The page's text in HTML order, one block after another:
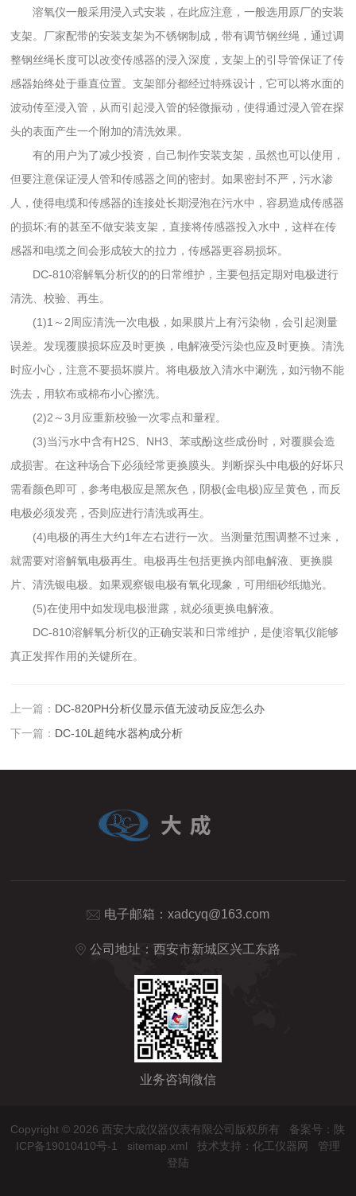
溶氧仪一般采用浸入式安装，在此应注意，一般选用原厂的安装
支架。厂家配带的安装支架为不锈钢制成，带有调节钢丝绳，通过调
整钢丝绳长度可以改变传感器的浸入深度，支架上的引导管保证了传
感器始终处于垂直位置。支架部分都经过特殊设计，它可以将水面的
波动传至浸入管，从而引起浸入管的轻微振动，使得通过浸入管在探
头的表面产生一个附加的清洗效果。
有的用户为了减少投资，自己制作安装支架，虽然也可以使用，
但要注意保证浸人管和传感器之间的密封。如果密封不严，污水渗
人，使得电缆和传感器的连接处长期浸泡在污水中，容易造成传感器
的损坏;有的甚至不做安装支架，直接将传感器投入水中，这样在传
感器和电缆之间会形成较大的拉力，传感器更容易损坏。
DC-810溶解氧分析仪的的日常维护，主要包括定期对电极进行
清洗、校验、再生。
(1)1～2周应清洗一次电极，如果膜片上有污染物，会引起测量
误差。发现覆膜损坏应及时更换，电解液受污染也应及时更换。清洗
时应小心，注意不要损坏膜片。将电极放入清水中涮洗，如污物不能
洗去，用软布或棉布小心擦洗。
(2)2～3月应重新校验一次零点和量程。
(3)当污水中含有H2S、NH3、苯或酚这些成份时，对覆膜会造
成损害。在这种场合下必须经常更换膜头。判断探头中电极的好坏只
需看颜色即可，参考电极应是黑灰色，阴极(金电极)应呈黄色，而反
电极必须发亮，否则应进行清洗或再生。
(4)电极的再生大约1年左右进行一次。当测量范围调整不过来，
就需要对溶解氧电极再生。电极再生包括更换内部电解液、更换膜
片、清洗银电极。如果观察银电极有氧化现象，可用细砂纸抛光。
(5)在使用中如发现电极泄露，就必须更换电解液。
DC-810溶解氧分析仪的正确安装和日常维护，是使溶氧仪能够
真正发挥作用的关键所在。
上一篇： DC-820PH分析仪显示值无波动反应怎么办
下一篇： DC-10L超纯水器构成分析
电子邮箱： xadcyq@163.com
公司地址：西安市新城区兴工东路
业务咨询微信
Copyright © 2026 西安大成仪器仪表有限公司版权所有 备案号：陕
ICP备19010410号-1
sitemap.xml 技术支持： 化工仪器网
管理
登陆